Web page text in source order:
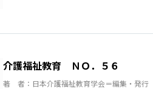
介護福祉教育 ＮＯ．５６
著 者： 日本介護福祉教育学会＝編集・発行